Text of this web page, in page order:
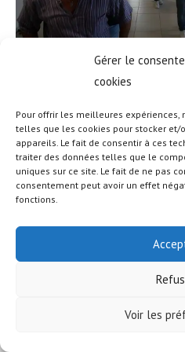
Gérer le
cookies
Pour offrir les meilleures
telles que les cookies pour stocker et/
appareils. Le fait de consentir à ces
traiter des données telles que le
uniques sur ce site. Le fait de ne pas
consentement peut avoir un effet
fonctions.
Voir les
© COPYRIGHT -